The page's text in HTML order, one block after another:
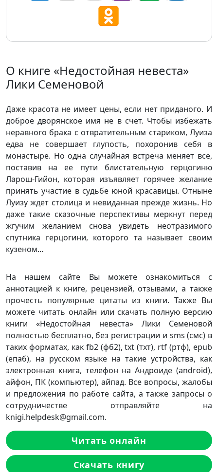
О книге «Недостойная невеста»
Лики Семеновой
Даже красота не имеет цены, если нет приданого. И
доброе дворянское имя не в счет. Чтобы избежать
неравного брака с отвратительным стариком, Луиза
едва не совершает глупость, похоронив себя в
монастыре. Но одна случайная встреча меняет все,
поставив на ее пути блистательную герцогиню
Ларош-Гийон, которая изъявляет горячее желание
принять участие в судьбе юной красавицы. Отныне
Луизу ждет столица и невиданная прежде жизнь. Но
даже такие сказочные перспективы меркнут перед
жгучим желанием снова увидеть неотразимого
спутника герцогини, которого та называет своим
кузеном…
На нашем сайте Вы можете ознакомиться с
аннотацией к книге, рецензией, отзывами, а также
прочесть популярные цитаты из книги. Также Вы
можете читать онлайн или скачать полную версию
книги «Недостойная невеста» Лики Семеновой
полностью бесплатно, без регистрации и sms (смс) в
таких форматах, как fb2 (фб2), txt (тхт), rtf (ртф), epub
(епаб), на русском языке на такие устройства, как
электронная книга, телефон на Андроиде (android),
айфон, ПК (компьютер), айпад. Все вопросы, жалобы
и предложения по работе сайта, а также запросы о
сотрудничестве отправляйте на
knigi.helpdesk@gmail.com.
Читать онлайн
Скачать книгу